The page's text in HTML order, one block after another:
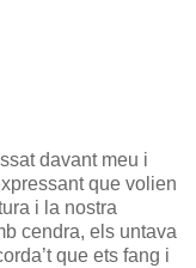
davant meu i
que volien
i la nostra
cendra, els untava
que ets fang i